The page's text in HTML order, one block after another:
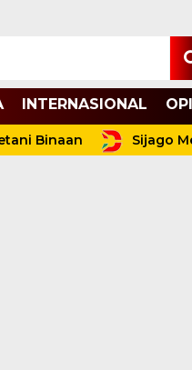
INTERNASIONAL
Sijago Merah